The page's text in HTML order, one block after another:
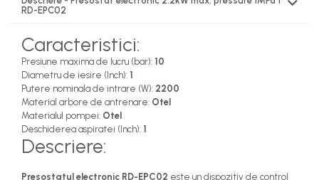
RD-EPC02
Caracteristici:
Presiune maxima de lucru (bar): 10
Diametru de iesire (Inch): 1
Putere nominala de intrare (W): 2200
Material arbore de antrenare: Otel
Materialul pompei: Otel
Deschiderea aspiratei (Inch): 1
Descriere:
Presostatul electronic RD-EPC02 este un dispozitiv de control